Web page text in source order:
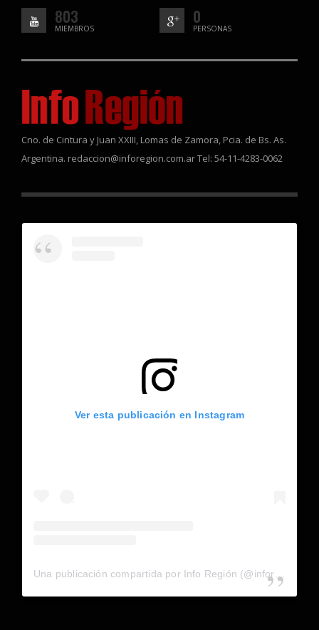
803
MIEMBROS
0
PERSONAS
Cno. de Cintura y Juan XXIII, Lomas de Zamora, Pcia. de Bs. As.
Argentina. redaccion@inforegion.com.ar Tel: 54-11-4283-0062
Ver esta publicación en Instagram
Una publicación compartida por Info Región (@inforegion_redes)